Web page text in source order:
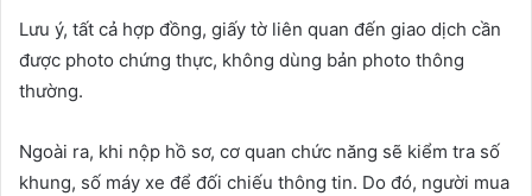
Lưu ý, tất cả hợp đồng, giấy tờ liên quan đến giao dịch cần
được photo chứng thực, không dùng bản photo thông
thường.
Ngoài ra, khi nộp hồ sơ, cơ quan chức năng sẽ kiểm tra số
khung, số máy xe để đối chiếu thông tin. Do đó, người mua